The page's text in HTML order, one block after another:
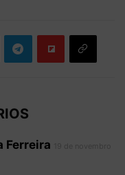
Ferreira